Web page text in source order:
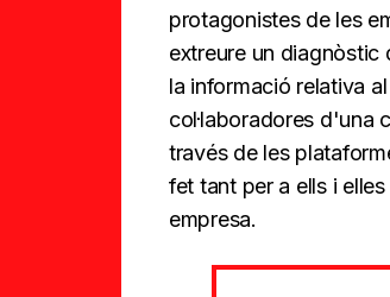
protagonistes de les
extreure un diagnòstic
la informació relativa
col·laboradores d'una
través de les
fet tant per a ells i
empresa.